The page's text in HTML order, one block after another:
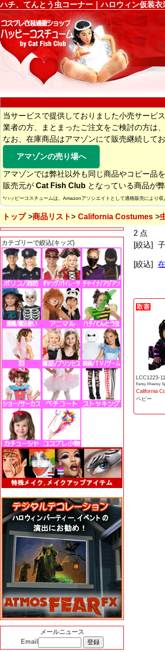
ハチ、てんとう虫コーナー｜ハロウィン仮装衣
当サービスで提供しておりました小売サービ
業者の方、まとまったご注文をご検討の方は、
なお、在庫商品はアマゾンにて販売継続してお
アマゾンの売り場へ
アマゾンでは弊社以外も同じ商品やコピー品
販売元が Cat Fish Club となっている商品が
*ハッピーコスチュームは、Amazonアソシエイトとして適格販売により収
トップ 商品リスト California Costumes
カテゴリーで絞込(キッズ)
メールニュース
Email
2 点
[絞込]
[絞込]
LCC1223-
Eensy Weensy
California
ベビー